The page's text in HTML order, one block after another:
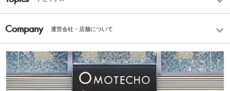
Company 運営会社・店舗について